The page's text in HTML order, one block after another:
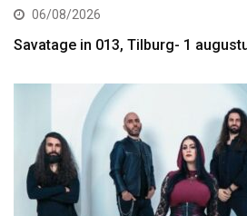
06/08/2026
Savatage in 013, Tilburg- 1